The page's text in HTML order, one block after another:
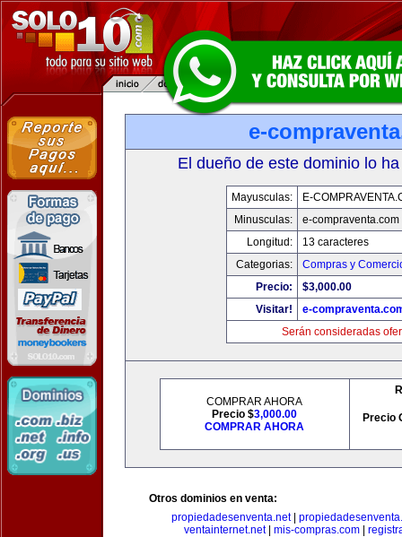
e-
El dueño de este dominio lo
Mayusculas:
E-
Minusculas:
e-compraventa.com
Longitud:
13 caracteres
Categorias:
Compras y
Precio:
$3,000.00
Visitar!
e-
Serán consideradas
COMPRAR AHORA
Precio $3,000.00
COMPRAR AHORA
Precio
Otros dominios en venta:
propiedadesenventa.net
ventainternet.net| mis-compras.com|